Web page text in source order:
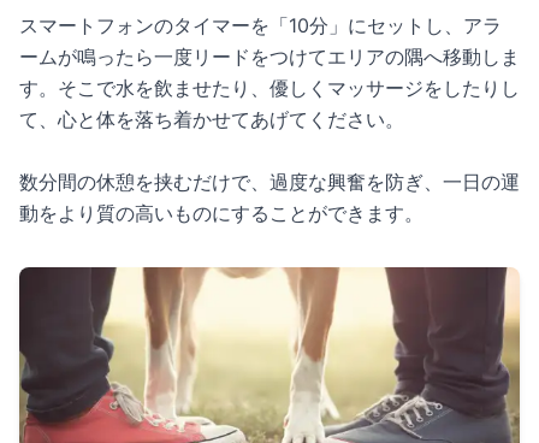
スマートフォンのタイマーを「10分」にセットし、アラ
ームが鳴ったら一度リードをつけてエリアの隅へ移動しま
す。そこで水を飲ませたり、優しくマッサージをしたりし
て、心と体を落ち着かせてあげてください。
数分間の休憩を挟むだけで、過度な興奮を防ぎ、一日の運
動をより質の高いものにすることができます。